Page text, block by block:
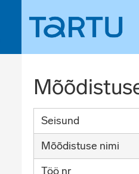
Seisund
Mõõdistuse nimi
Töö nr